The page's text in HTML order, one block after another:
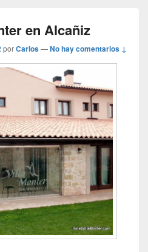
en Alcañiz
porCarlos—No hay comentarios ↓